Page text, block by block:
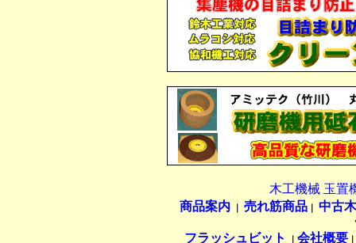
木工機械 玉置
商品案内 ｜ 売れ筋商品｜
中古
フラッシュビット
｜ 会社概要｜